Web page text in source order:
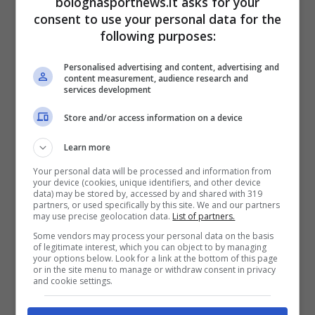
Nonostante l’arrivo di Miranda, Lyko ha fatto
il suo anche in questa prima metà di stagione,
in cui ha vinto 16 duelli e servito 5 passaggi
decisivi, come ricorda il Corriere dello Sport. I
430 minuti giocati dall’esterno sinistro sono
stati decisivi in occasione dell’assist per
Lucumì in Champions League e anche a
Monza, dove Lykogiannis ha propiziato la
rete.
Dunque, dopo Motta, il 31enne greco vuole
convincere Vincenzo Italiano a contare su di
lui per il resto della stagione, e chissà, magari
strappare anche un anno di rinnovo. E con
consent to use your personal data for the
following purposes:
Personalised advertising and content, advertising and
content measurement, audience research and
services development
Store and/or access information on a device
Learn more
Your personal data will be processed and information from
your device (cookies, unique identifiers, and other device
data) may be stored by, accessed by and shared with 319
partners, or used specifically by this site. We and our partners
may use precise geolocation data. List of partners.
Some vendors may process your personal data on the basis
of legitimate interest, which you can object to by managing
your options below. Look for a link at the bottom of this page
or in the site menu to manage or withdraw consent in privacy
and cookie settings.